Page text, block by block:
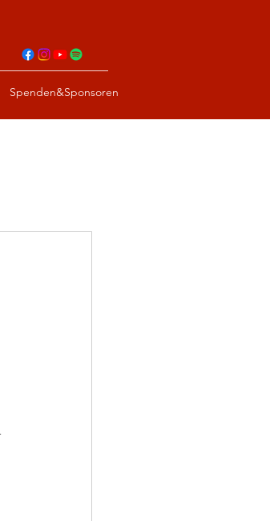
Spenden&Sponsoren